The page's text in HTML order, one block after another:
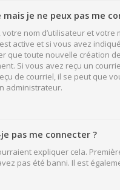
mais je ne peux pas me
nom d’utilisateur et votre
est active et si vous avez
que toute nouvelle création
Si vous avez reçu un
de courriel, il se peut que
administrateur.
pas me connecter ?
expliquer cela.
pas été banni. Il est